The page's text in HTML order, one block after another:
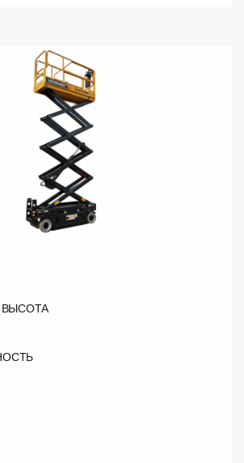
ВЫСОТА